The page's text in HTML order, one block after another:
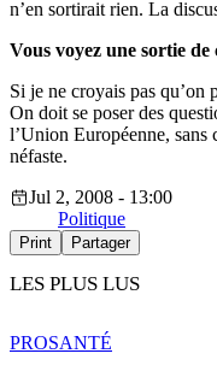
n’en sortirait rien. La
Vous voyez une sortie
Si je ne croyais pas qu’on
On doit se poser des
l’Union Européenne, sans
néfaste.
Jul 2, 2008 - 13:00
Politique
Print Partager
LES PLUS LUS
PROSANTÉ